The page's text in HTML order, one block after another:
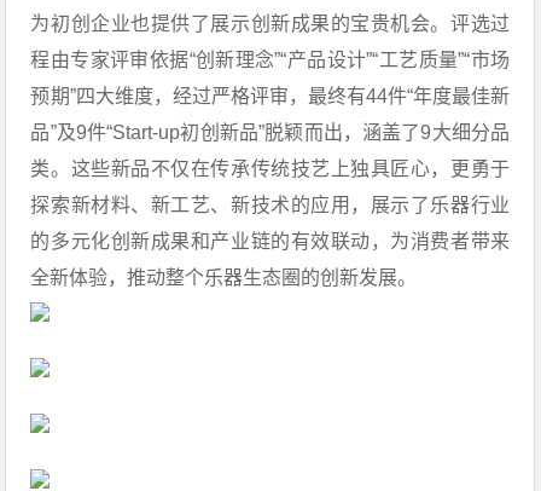
为初创企业也提供了展示创新成果的宝贵机会。评选过
程由专家评审依据“创新理念”“产品设计”“工艺质量”“市场
预期”四大维度，经过严格评审，最终有44件“年度最佳新
品”及9件“Start-up初创新品”脱颖而出，涵盖了9大细分品
类。这些新品不仅在传承传统技艺上独具匠心，更勇于
探索新材料、新工艺、新技术的应用，展示了乐器行业
的多元化创新成果和产业链的有效联动，为消费者带来
全新体验，推动整个乐器生态圈的创新发展。